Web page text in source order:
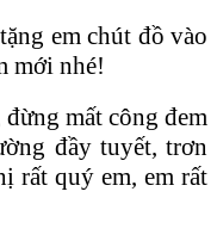
em chút đồ vào
mới nhé!
mất công đem
đầy tuyết, trơn
rất quý em, em rất